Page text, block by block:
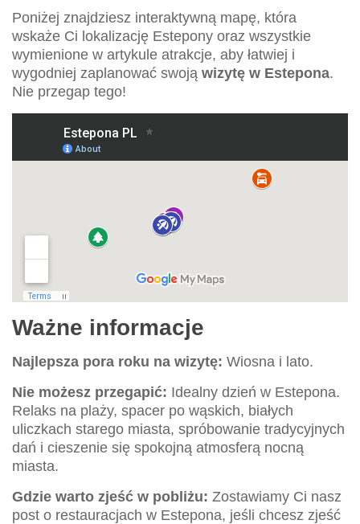
Poniżej znajdziesz interaktywną mapę, która
wskaże Ci lokalizację Estepony oraz wszystkie
wymienione w artykule atrakcje, aby łatwiej i
wygodniej zaplanować swoją wizytę w Estepona.
Nie przegap tego!
Ważne informacje
Najlepsza pora roku na wizytę: Wiosna i lato.
Nie możesz przegapić: Idealny dzień w Estepona.
Relaks na plaży, spacer po wąskich, białych
uliczkach starego miasta, spróbowanie tradycyjnych
dań i cieszenie się spokojną atmosferą nocną
miasta.
Gdzie warto zjeść w pobliżu: Zostawiamy Ci nasz
post o restauracjach w Estepona, jeśli chcesz zjeść